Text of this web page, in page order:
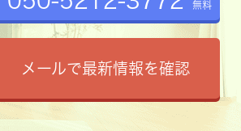
無料
メールで最新情報を確認